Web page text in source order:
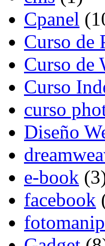
Cpanel
Curso de
Curso de
Curso
curso
Diseño
e-book
facebook